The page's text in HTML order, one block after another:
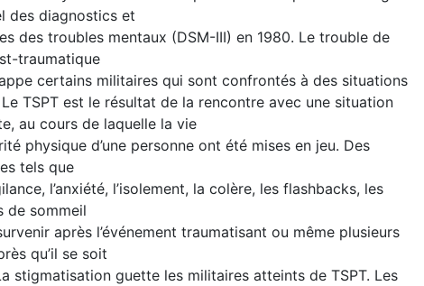
des diagnostics et
des troubles mentaux (DSM-III) en 1980. Le trouble de
traumatique
certains militaires qui sont confrontés à des situations
TSPT est le résultat de la rencontre avec une situation
au cours de laquelle la vie
physique d’une personne ont été mises en jeu. Des
tels que
l’anxiété, l’isolement, la colère, les flashbacks, les
de sommeil
après l’événement traumatisant ou même plusieurs
qu’il se soit
stigmatisation guette les militaires atteints de TSPT. Les